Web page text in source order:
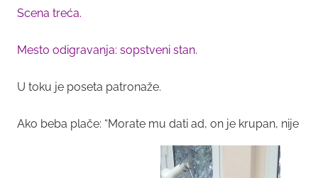
Scena treća.
Mesto odigravanja: sopstveni stan.
U toku je poseta patronaže.
Ako beba plače: “Morate mu dati ad, on je krupan, nije